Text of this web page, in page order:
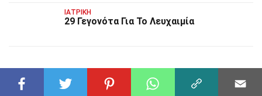
ΙΑΤΡΙΚΉ
29 Γεγονότα Για Το Λευχαιμία